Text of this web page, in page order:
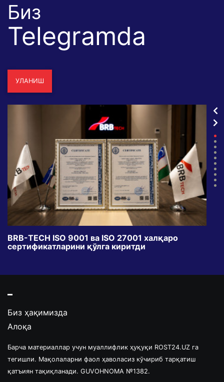
Биз
Telegramda
УЛАНИШ
BRB-TECH ISO 9001 ва ISO 27001 халқаро
сертификатларини қўлга киритди
Биз ҳақимизда
Алоқа
Барча материаллар учун муаллифлик ҳуқуқи ROST24.UZ га
тегишли. Мақолаларни фаол ҳаволасиз кўчириб тарқатиш
қатъиян тақиқланади. GUVOHNOMA №1382.